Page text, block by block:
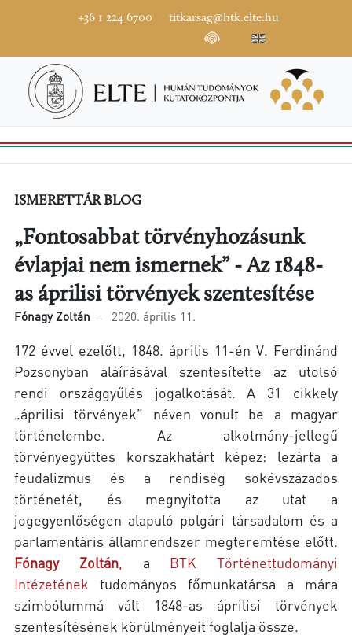
+36 1 224 6700 titkarsag@htk.elte.hu
ISMERETTÁR BLOG
„Fontosabbat törvényhozásunk
évlapjai nem ismernek” - Az 1848-
as áprilisi törvények szentesítése
Fónagy Zoltán 2020. április 11.
172 évvel ezelőtt, 1848. április 11-én V. Ferdinánd
Pozsonyban aláírásával szentesítette az utolsó
rendi országgyűlés jogalkotását. A 31 cikkely
„áprilisi törvények” néven vonult be a magyar
történelembe. Az alkotmány-jellegű
törvényegyüttes korszakhatárt képez: lezárta a
feudalizmus és a rendiség sokévszázados
történetét, és megnyitotta az utat a
jogegyenlőségen alapuló polgári társadalom és a
parlamentáris államrendszer megteremtése előtt.
Fónagy Zoltán, a BTK Történettudományi
Intézetének tudományos főmunkatársa a mára
szimbólummá vált 1848-as áprilisi törvények
szentesítésének körülményeit foglalja össze.